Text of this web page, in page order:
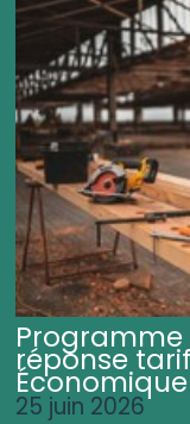
réponse
25 juin 2026